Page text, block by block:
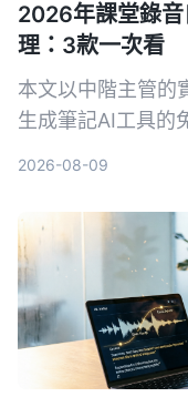
2026年課堂錄
理：3款一次看
本文以中階主管的
生成筆記AI工具的
2026-08-09